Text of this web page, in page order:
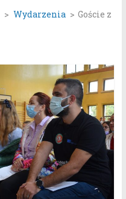
> Wydarzenia > Goście z